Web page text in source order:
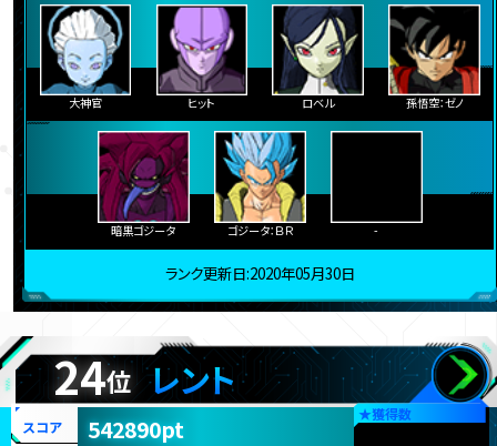
大神官 ヒット ロベル 孫悟空：ゼノ
暗黒ゴジータ ゴジータ：ＢＲ -
ランク更新日:2020年05月30日
24位 レント
★獲得数
スコア 542890pt